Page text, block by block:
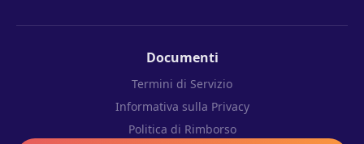
Documenti
Termini di Servizio
Informativa sulla Privacy
Politica di Rimborso